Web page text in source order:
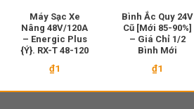
Máy Sạc Xe
Nâng 48V/120A
– Energic Plus
{Ý}. RX-T 48-120
₫1
Bình Ắc Quy 24V
Cũ [Mới 85-90%]
– Giá Chỉ 1/2
Bình Mới
₫1